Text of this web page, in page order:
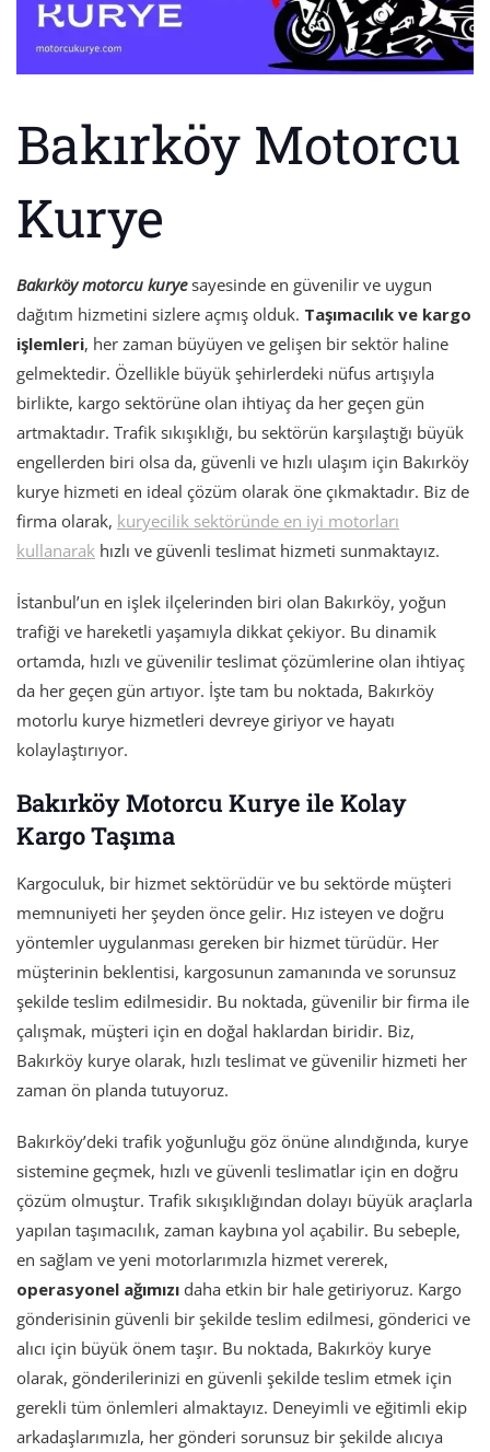
Bakırköy Motorcu
Kurye
Bakırköy motorcu kuryesayesinde en güvenilir ve uygun
dağıtım hizmetini sizlere açmış olduk. Taşımacılık ve kargo
işlemleri, her zaman büyüyen ve gelişen bir sektör haline
gelmektedir. Özellikle büyük şehirlerdeki nüfus artışıyla
birlikte, kargo sektörüne olan ihtiyaç da her geçen gün
artmaktadır. Trafik sıkışıklığı, bu sektörün karşılaştığı büyük
engellerden biri olsa da, güvenli ve hızlı ulaşım için Bakırköy
kurye hizmeti en ideal çözüm olarak öne çıkmaktadır. Biz de
firma olarak, kuryecilik sektöründe en iyi motorları
kullanarak hızlı ve güvenli teslimat hizmeti sunmaktayız.
İstanbul’un en işlek ilçelerinden biri olan Bakırköy, yoğun
trafiği ve hareketli yaşamıyla dikkat çekiyor. Bu dinamik
ortamda, hızlı ve güvenilir teslimat çözümlerine olan ihtiyaç
da her geçen gün artıyor. İşte tam bu noktada, Bakırköy
motorlu kurye hizmetleri devreye giriyor ve hayatı
kolaylaştırıyor.
Bakırköy Motorcu Kurye ile Kolay
Kargo Taşıma
Kargoculuk, bir hizmet sektörüdür ve bu sektörde müşteri
memnuniyeti her şeyden önce gelir. Hız isteyen ve doğru
yöntemler uygulanması gereken bir hizmet türüdür. Her
müşterinin beklentisi, kargosunun zamanında ve sorunsuz
şekilde teslim edilmesidir. Bu noktada, güvenilir bir firma ile
çalışmak, müşteri için en doğal haklardan biridir. Biz,
Bakırköy kurye olarak, hızlı teslimat ve güvenilir hizmeti her
zaman ön planda tutuyoruz.
Bakırköy’deki trafik yoğunluğu göz önüne alındığında, kurye
sistemine geçmek, hızlı ve güvenli teslimatlar için en doğru
çözüm olmuştur. Trafik sıkışıklığından dolayı büyük araçlarla
yapılan taşımacılık, zaman kaybına yol açabilir. Bu sebeple,
en sağlam ve yeni motorlarımızla hizmet vererek,
operasyonel ağımızı daha etkin bir hale getiriyoruz. Kargo
gönderisinin güvenli bir şekilde teslim edilmesi, gönderici ve
alıcı için büyük önem taşır. Bu noktada, Bakırköy kurye
olarak, gönderilerinizi en güvenli şekilde teslim etmek için
gerekli tüm önlemleri almaktayız. Deneyimli ve eğitimli ekip
arkadaşlarımızla, her gönderi sorunsuz bir şekilde alıcıya